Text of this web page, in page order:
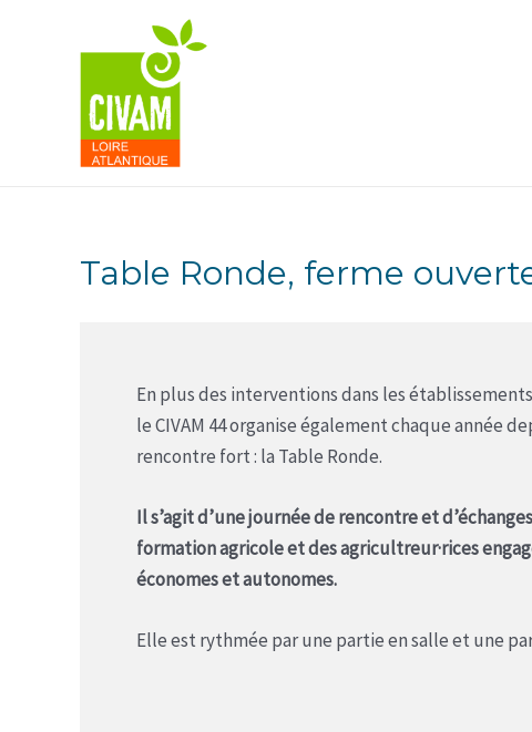
Table Ronde, ferme
En plus des interventions dans les
le CIVAM 44 organise également chaque année
rencontre fort : la Table Ronde.
Il s’agit d’une journée de rencontre et
formation agricole et des agricultreur·rices
économes et autonomes.
Elle est rythmée par une partie en salle et une